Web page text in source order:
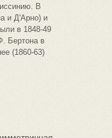
В
и Д'Арно) и
в 1848-49
Бертона в
(1860-63)